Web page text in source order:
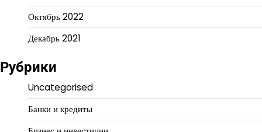
Октябрь 2022
Декабрь 2021
Рубрики
Uncategorised
Банки и кредиты